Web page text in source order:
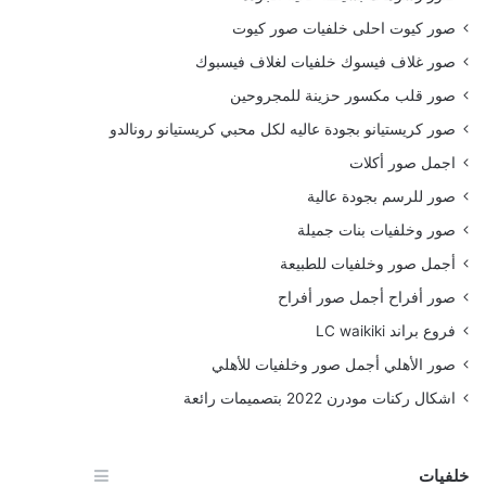
صور كيوت احلى خلفيات صور كيوت
صور غلاف فيسوك خلفيات لغلاف فيسبوك
صور قلب مكسور حزينة للمجروحين
صور كريستيانو بجودة عاليه لكل محبي كريستيانو رونالدو
اجمل صور أكلات
صور للرسم بجودة عالية
صور وخلفيات بنات جميلة
أجمل صور وخلفيات للطبيعة
صور أفراح أجمل صور أفراح
فروع براند LC waikiki
صور الأهلي أجمل صور وخلفيات للأهلي
اشكال ركنات مودرن 2022 بتصميمات رائعة
خلفيات